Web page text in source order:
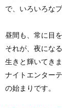
で、いろいろな
昼間も、常に目を
それが、夜にな
生きと輝いてきま
ナイトエンター
の始まりです。